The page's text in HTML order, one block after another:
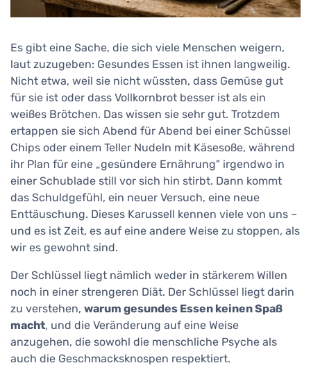
Es gibt eine Sache, die sich viele Menschen weigern,
laut zuzugeben: Gesundes Essen ist ihnen langweilig.
Nicht etwa, weil sie nicht wüssten, dass Gemüse gut
für sie ist oder dass Vollkornbrot besser ist als ein
weißes Brötchen. Das wissen sie sehr gut. Trotzdem
ertappen sie sich Abend für Abend bei einer Schüssel
Chips oder einem Teller Nudeln mit Käsesoße, während
ihr Plan für eine „gesündere Ernährung" irgendwo in
einer Schublade still vor sich hin stirbt. Dann kommt
das Schuldgefühl, ein neuer Versuch, eine neue
Enttäuschung. Dieses Karussell kennen viele von uns –
und es ist Zeit, es auf eine andere Weise zu stoppen, als
wir es gewohnt sind.
Der Schlüssel liegt nämlich weder in stärkerem Willen
noch in einer strengeren Diät. Der Schlüssel liegt darin
zu verstehen, warum gesundes Essen keinen Spaß
macht, und die Veränderung auf eine Weise
anzugehen, die sowohl die menschliche Psyche als
auch die Geschmacksknospen respektiert.